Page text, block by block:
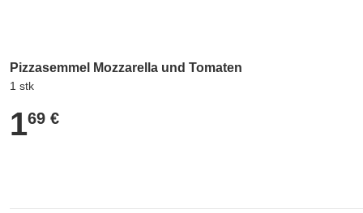
Pizzasemmel Mozzarella und Tomaten
1 stk
1,69 €
169 €